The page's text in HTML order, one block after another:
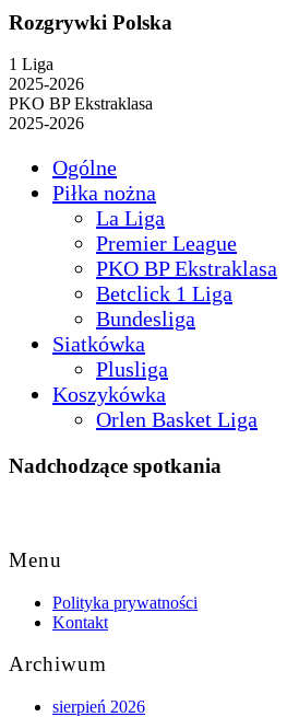
Rozgrywki Polska
1 Liga
2025-2026
PKO BP Ekstraklasa
2025-2026
Ogólne
Piłka nożna
La Liga
Premier League
PKO BP Ekstraklasa
Betclick 1 Liga
Bundesliga
Siatkówka
Plusliga
Koszykówka
Orlen Basket Liga
Nadchodzące spotkania
Top
Menu
Polityka prywatności
Kontakt
Archiwum
sierpień 2026